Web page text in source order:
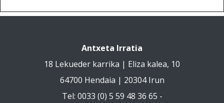
Antxeta Irratia
18 Lekueder karrika | Eliza kalea, 10
64700 Hendaia | 20304 Irun
Tel: 0033 (0) 5 59 48 36 65 -